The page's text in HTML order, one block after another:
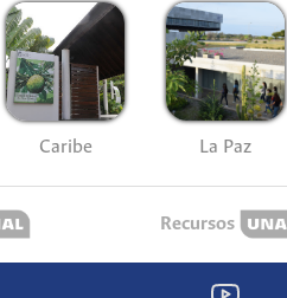
Caribe La Paz
Recursos